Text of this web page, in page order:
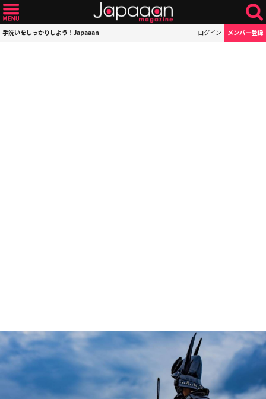
手洗いをしっかりしよう！Japaaan ログイン メンバー登録